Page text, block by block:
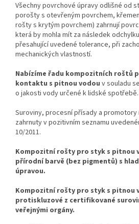
Všechny povrchové úpravy odlišné od
porošty s otevřeným povrchem,
roštys krytým povrchem) zahrnují
která by mohla mít za následek
přesahujícíuvedené tolerance, při
mechanických vlastností.
Nabízíme řadu kompozitních roštů
kontaktu s pitnou vodou v souladu
o jakosti vody určené k lidské spotřebě.
Suroviny, procesní přísady a
zahrnuty v pozitivním seznamu
10/2011.
Kompozitní rošty pro styk s pitnou
přírodní barvě (bez pigmentů) s
úpravou.
Kompozitní rošty pro styk s pitnou
protiskluzové z certifikované
veřejnými orgány.